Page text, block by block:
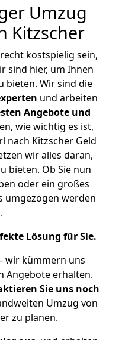
Umzug
Kitzscher
kostspielig sein,
sind hier, um Ihnen
bieten. Wir sind die
und arbeiten
Angebote und
wie wichtig es ist,
nach Kitzscher Geld
wir alles daran,
bieten. Ob Sie nun
oder ein großes
umgezogen werden
Lösung für Sie.
wir kümmern uns
Angebote erhalten.
Sie uns noch
Umzug von
zu planen.